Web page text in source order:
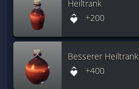
Heiltrank
+200
Besserer Heiltrank
+400